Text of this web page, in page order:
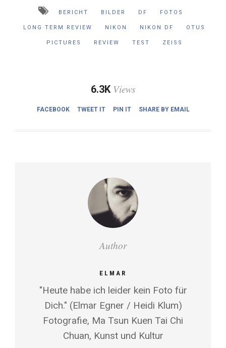
BERICHT BILDER DF FOTOS
LONG TERM REVIEW NIKON NIKON DF OTUS
PICTURES REVIEW TEST ZEISS
6.3K Views
FACEBOOK TWEET IT PIN IT SHARE BY EMAIL
Author
ELMAR
"Heute habe ich leider kein Foto für
Dich." (Elmar Egner / Heidi Klum)
Fotografie, Ma Tsun Kuen Tai Chi
Chuan, Kunst und Kultur